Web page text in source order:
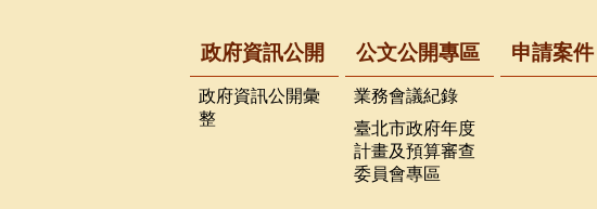
政府資訊公開
政府資訊公開彙
整
公文公開專區
業務會議紀錄
臺北市政府年度
計畫及預算審查
委員會專區
申請案件